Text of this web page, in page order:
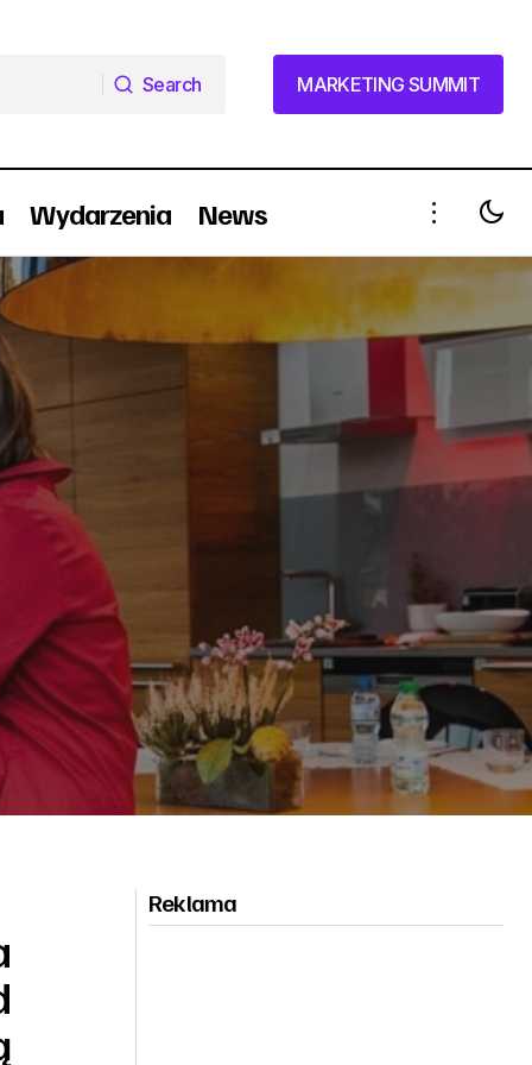
Search
MARKETING SUMMIT
MARKETING SUMMIT
Wydarzenia News
Marki banków mają mniejszą siłę niż
Reklama